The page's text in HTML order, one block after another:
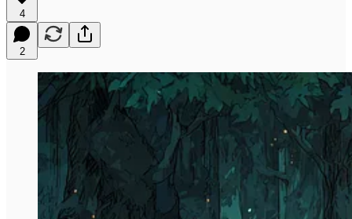
4
2